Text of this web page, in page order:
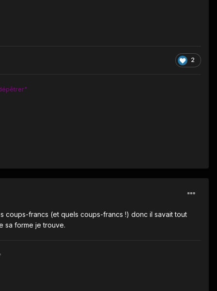
2
coups-francs (et quels coups-francs !) donc il savait tout
sa forme je trouve.